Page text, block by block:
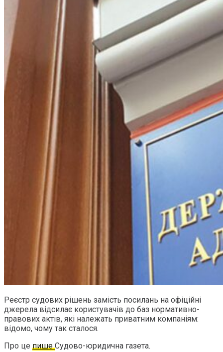
Реєстр судових рішень замість посилань на офіційні
джерела відсилає користувачів до баз нормативно-
правових актів, які належать приватним компаніям:
відомо, чому так сталося.
Про це пишеСудово-юридична газета.